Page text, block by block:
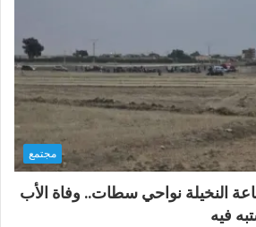
مجتمع
النخيلة نواحي سطات.. وفاة الأب
فيه